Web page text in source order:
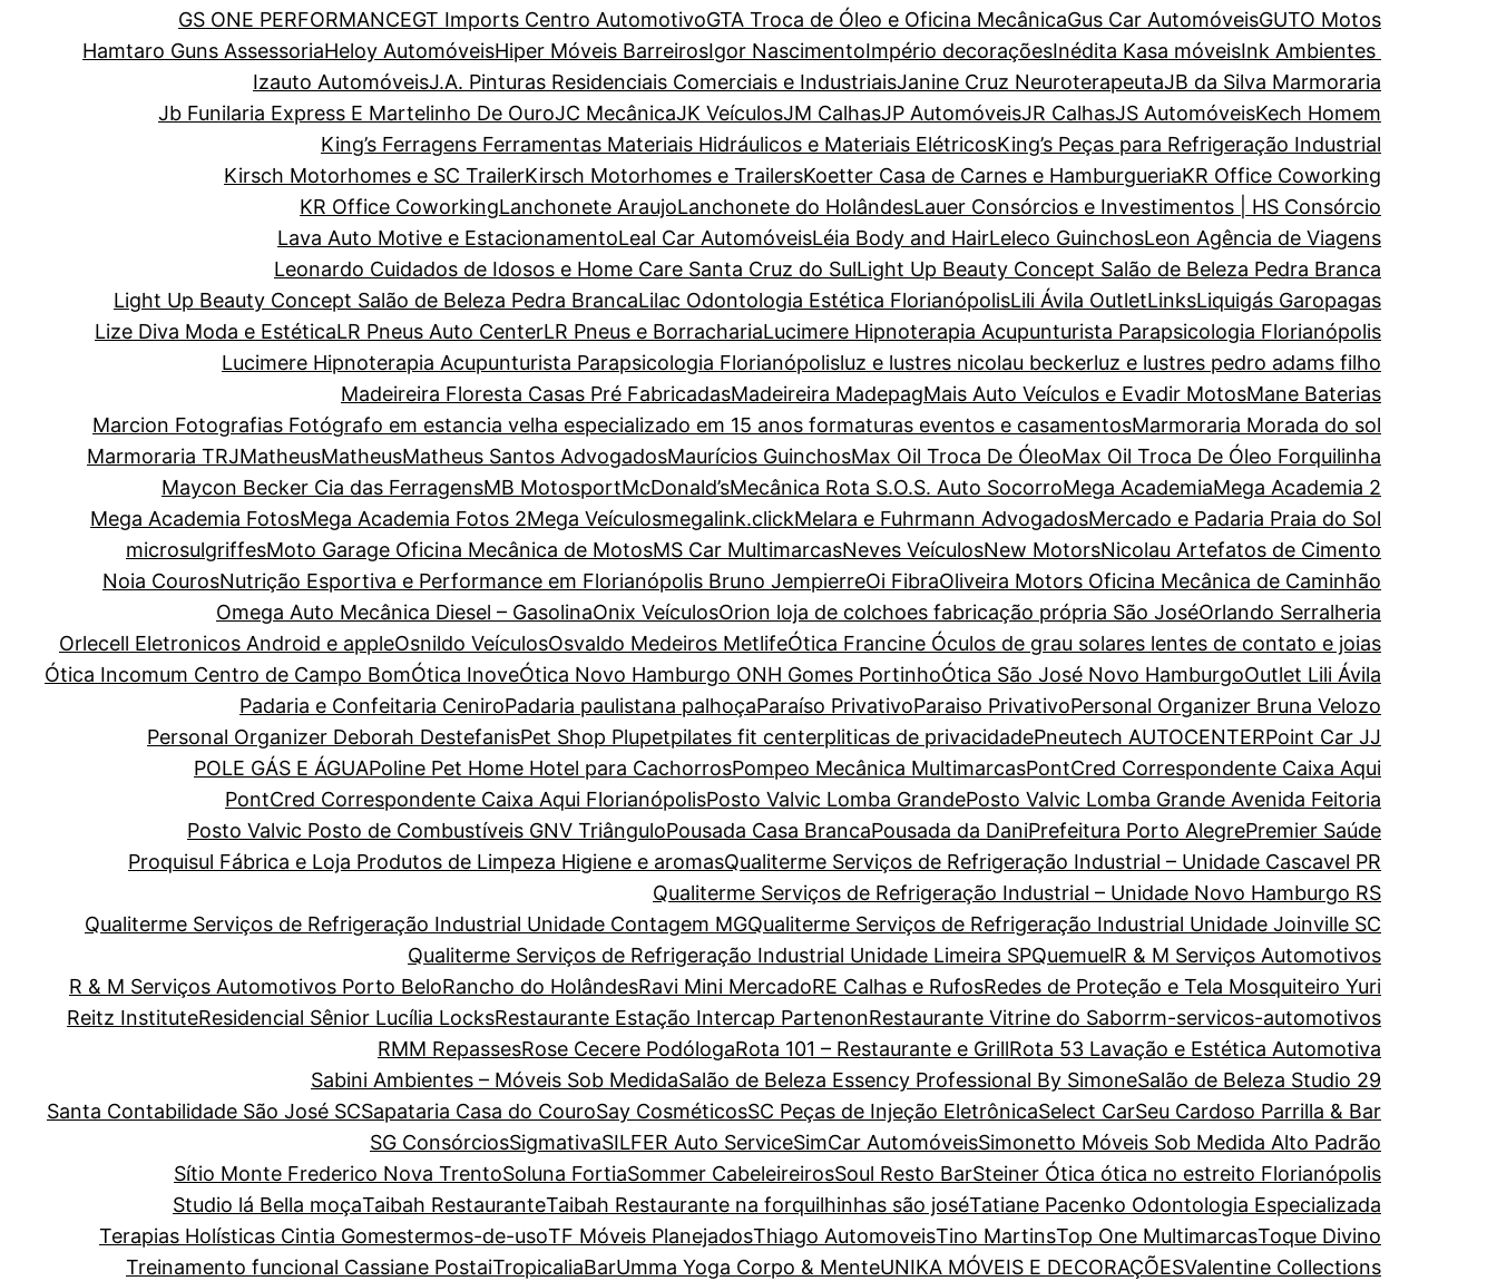
GS ONE PERFORMANCEGT Imports Centro AutomotivoGTA Troca de Óleo e Oficina MecânicaGus Car AutomóveisGUTO Motos
Hamtaro Guns AssessoriaHeloy AutomóveisHiper Móveis BarreirosIgor NascimentoImpério decoraçõesInédita Kasa móveisInk Ambientes
Izauto AutomóveisJ.A. Pinturas Residenciais Comerciais e IndustriaisJanine Cruz NeuroterapeutaJB da Silva Marmoraria
Jb Funilaria Express E Martelinho De OuroJC MecânicaJK VeículosJM CalhasJP AutomóveisJR CalhasJS AutomóveisKech Homem
King’s Ferragens Ferramentas Materiais Hidráulicos e Materiais ElétricosKing’s Peças para Refrigeração Industrial
Kirsch Motorhomes e SC TrailerKirsch Motorhomes e TrailersKoetter Casa de Carnes e HamburgueriaKR Office Coworking
KR Office CoworkingLanchonete AraujoLanchonete do HolândesLauer Consórcios e Investimentos | HS Consórcio
Lava Auto Motive e EstacionamentoLeal Car AutomóveisLéia Body and HairLeleco GuinchosLeon Agência de Viagens
Leonardo Cuidados de Idosos e Home Care Santa Cruz do SulLight Up Beauty Concept Salão de Beleza Pedra Branca
Light Up Beauty Concept Salão de Beleza Pedra BrancaLilac Odontologia Estética FlorianópolisLili Ávila OutletLinksLiquigás Garopagas
Lize Diva Moda e EstéticaLR Pneus Auto CenterLR Pneus e BorrachariaLucimere Hipnoterapia Acupunturista Parapsicologia Florianópolis
Lucimere Hipnoterapia Acupunturista Parapsicologia Florianópolisluz e lustres nicolau beckerluz e lustres pedro adams filho
Madeireira Floresta Casas Pré FabricadasMadeireira MadepagMais Auto Veículos e Evadir MotosMane Baterias
Marcion Fotografias Fotógrafo em estancia velha especializado em 15 anos formaturas eventos e casamentosMarmoraria Morada do sol
Marmoraria TRJMatheusMatheusMatheus Santos AdvogadosMaurícios GuinchosMax Oil Troca De ÓleoMax Oil Troca De Óleo Forquilinha
Maycon Becker Cia das FerragensMB MotosportMcDonald’sMecânica Rota S.O.S. Auto SocorroMega AcademiaMega Academia 2
Mega Academia FotosMega Academia Fotos 2Mega Veículosmegalink.clickMelara e Fuhrmann AdvogadosMercado e Padaria Praia do Sol
microsulgriffesMoto Garage Oficina Mecânica de MotosMS Car MultimarcasNeves VeículosNew MotorsNicolau Artefatos de Cimento
Noia CourosNutrição Esportiva e Performance em Florianópolis Bruno JempierreOi FibraOliveira Motors Oficina Mecânica de Caminhão
Omega Auto Mecânica Diesel – GasolinaOnix VeículosOrion loja de colchoes fabricação própria São JoséOrlando Serralheria
Orlecell Eletronicos Android e appleOsnildo VeículosOsvaldo Medeiros MetlifeÓtica Francine Óculos de grau solares lentes de contato e joias
Ótica Incomum Centro de Campo BomÓtica InoveÓtica Novo Hamburgo ONH Gomes PortinhoÓtica São José Novo HamburgoOutlet Lili Ávila
Padaria e Confeitaria CeniroPadaria paulistana palhoçaParaíso PrivativoParaiso PrivativoPersonal Organizer Bruna Velozo
Personal Organizer Deborah DestefanisPet Shop Plupetpilates fit centerpliticas de privacidadePneutech AUTOCENTERPoint Car JJ
POLE GÁS E ÁGUAPoline Pet Home Hotel para CachorrosPompeo Mecânica MultimarcasPontCred Correspondente Caixa Aqui
PontCred Correspondente Caixa Aqui FlorianópolisPosto Valvic Lomba GrandePosto Valvic Lomba Grande Avenida Feitoria
Posto Valvic Posto de Combustíveis GNV TriânguloPousada Casa BrancaPousada da DaniPrefeitura Porto AlegrePremier Saúde
Proquisul Fábrica e Loja Produtos de Limpeza Higiene e aromasQualiterme Serviços de Refrigeração Industrial – Unidade Cascavel PR
Qualiterme Serviços de Refrigeração Industrial – Unidade Novo Hamburgo RS
Qualiterme Serviços de Refrigeração Industrial Unidade Contagem MGQualiterme Serviços de Refrigeração Industrial Unidade Joinville SC
Qualiterme Serviços de Refrigeração Industrial Unidade Limeira SPQuemuelR & M Serviços Automotivos
R & M Serviços Automotivos Porto BeloRancho do HolândesRavi Mini MercadoRE Calhas e RufosRedes de Proteção e Tela Mosquiteiro Yuri
Reitz InstituteResidencial Sênior Lucília LocksRestaurante Estação Intercap PartenonRestaurante Vitrine do Saborrm-servicos-automotivos
RMM RepassesRose Cecere PodólogaRota 101 – Restaurante e GrillRota 53 Lavação e Estética Automotiva
Sabini Ambientes – Móveis Sob MedidaSalão de Beleza Essency Professional By SimoneSalão de Beleza Studio 29
Santa Contabilidade São José SCSapataria Casa do CouroSay CosméticosSC Peças de Injeção EletrônicaSelect CarSeu Cardoso Parrilla & Bar
SG ConsórciosSigmativaSILFER Auto ServiceSimCar AutomóveisSimonetto Móveis Sob Medida Alto Padrão
Sítio Monte Frederico Nova TrentoSoluna FortiaSommer CabeleireirosSoul Resto BarSteiner Ótica ótica no estreito Florianópolis
Studio lá Bella moçaTaibah RestauranteTaibah Restaurante na forquilhinhas são joséTatiane Pacenko Odontologia Especializada
Terapias Holísticas Cintia Gomestermos-de-usoTF Móveis PlanejadosThiago AutomoveisTino MartinsTop One MultimarcasToque Divino
Treinamento funcional Cassiane PostaiTropicaliaBarUmma Yoga Corpo & MenteUNIKA MÓVEIS E DECORAÇÕESValentine Collections